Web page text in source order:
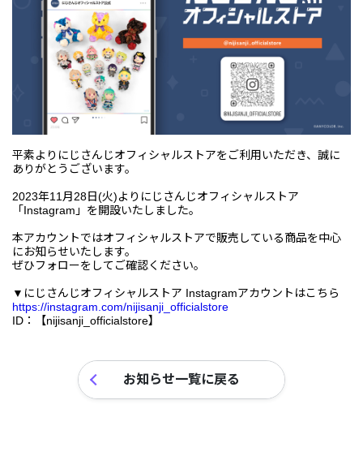
平素よりにじさんじオフィシャルストアをご利用いただき、誠に
ありがとうございます。
2023年11月28日(火)よりにじさんじオフィシャルストア
「Instagram」を開設いたしました。
本アカウントではオフィシャルストアで販売している商品を中心
にお知らせいたします。
ぜひフォローをしてご確認ください。
▼にじさんじオフィシャルストア Instagramアカウントはこちら
https://instagram.com/nijisanji_officialstore
ID：【nijisanji_officialstore】
お知らせ一覧に戻る